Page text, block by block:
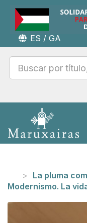
ES / GA
La pluma
Modernismo. La